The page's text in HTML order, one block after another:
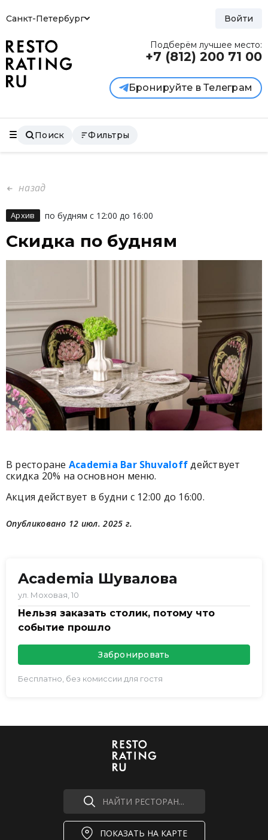
Санкт-Петербург Войти
Подберём лучшее место:
+7 (812) 200 71 00
Бронируйте в Телеграм
Поиск Фильтры
назад
Архив по будням с 12:00 до 16:00
Скидка по будням
В ресторане Academia Bar Shuvaloffдействует
скидка 20% на основнон меню.
Акция действует в будни с 12:00 до 16:00.
Опубликовано 12 июл. 2025 г.
Academia Шувалова
ул. Моховая, 10
Нельзя заказать столик, потому что
событие прошло
Забронировать
Бесплатно, без комиссии для гостя
НАЙТИ РЕСТОРАН...
ПОКАЗАТЬ НА КАРТЕ